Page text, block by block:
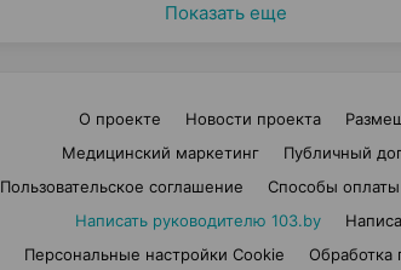
Показать еще
О проекте Новости проекта
Медицинский маркетинг
Публичный
Пользовательское соглашение
Способы оплаты
Написать руководителю 103.by
Персональные настройки Cookie
Обработка